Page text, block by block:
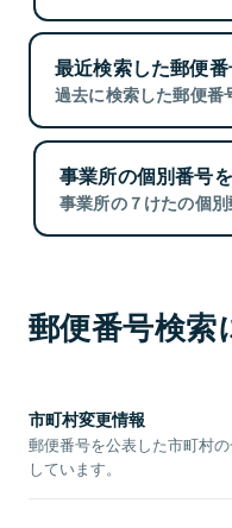
最近検索した郵便
過去に検索した郵便番
事業所の個別番号
事業所の７けたの個別
郵便番号検索
市町村変更情報
郵便番号を公表した市町村
しています。